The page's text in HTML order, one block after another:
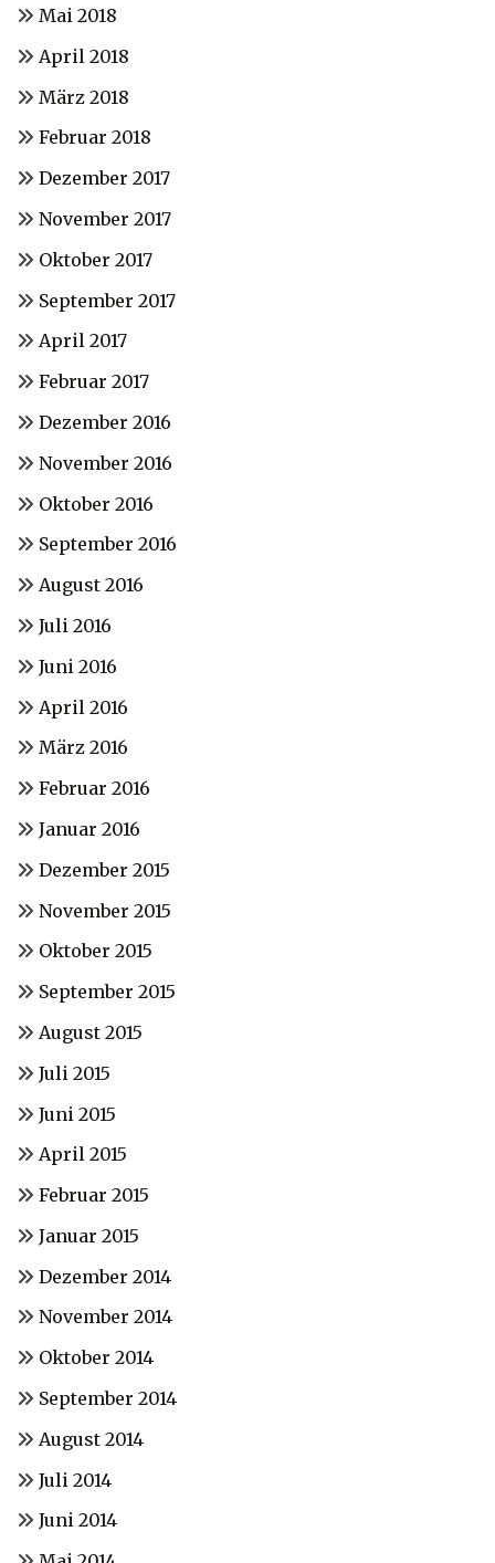
Mai 2018
April 2018
März 2018
Februar 2018
Dezember 2017
November 2017
Oktober 2017
September 2017
April 2017
Februar 2017
Dezember 2016
November 2016
Oktober 2016
September 2016
August 2016
Juli 2016
Juni 2016
April 2016
März 2016
Februar 2016
Januar 2016
Dezember 2015
November 2015
Oktober 2015
September 2015
August 2015
Juli 2015
Juni 2015
April 2015
Februar 2015
Januar 2015
Dezember 2014
November 2014
Oktober 2014
September 2014
August 2014
Juli 2014
Juni 2014